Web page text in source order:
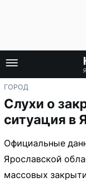
ГОРОД
Слухи о
ситуация в
Официальные
Ярославской
массовых